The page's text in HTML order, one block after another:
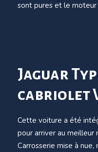
sont pures et le
Jaguar
cabriolet
Cette voiture a été
pour arriver au meilleur
Carrosserie mise à